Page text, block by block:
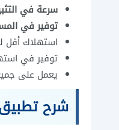
سرعة في
توفير في
استهلاك أقل
توفير في
يعمل على
شرح